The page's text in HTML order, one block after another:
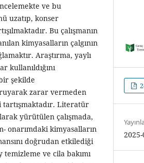
ve bu
uzatıp, konser
Bu çalışmanın
kimyasalların çalgının
Araştırma, yaylı
kullanıldığını
şekilde
zarar vermeden
tartışmaktadır. Literatür
yürütülen çalışmada,
onarımdaki kimyasalların
doğrudan etkilediği
ve cila bakımı